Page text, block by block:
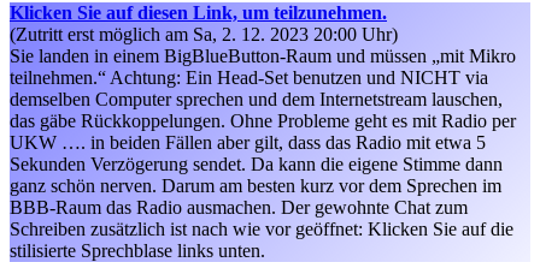
Klicken Sie auf diesen Link, um teilzunehmen.
(Zutritt erst möglich am Sa, 2. 12. 2023 20:00 Uhr)
Sie landen in einem BigBlueButton-Raum und müssen „mit Mikro
teilnehmen.“ Achtung: Ein Head-Set benutzen und NICHT via
demselben Computer sprechen und dem Internetstream lauschen,
das gäbe Rückkoppelungen. Ohne Probleme geht es mit Radio per
UKW …. in beiden Fällen aber gilt, dass das Radio mit etwa 5
Sekunden Verzögerung sendet. Da kann die eigene Stimme dann
ganz schön nerven. Darum am besten kurz vor dem Sprechen im
BBB-Raum das Radio ausmachen. Der gewohnte Chat zum
Schreiben zusätzlich ist nach wie vor geöffnet: Klicken Sie auf die
stilisierte Sprechblase links unten.